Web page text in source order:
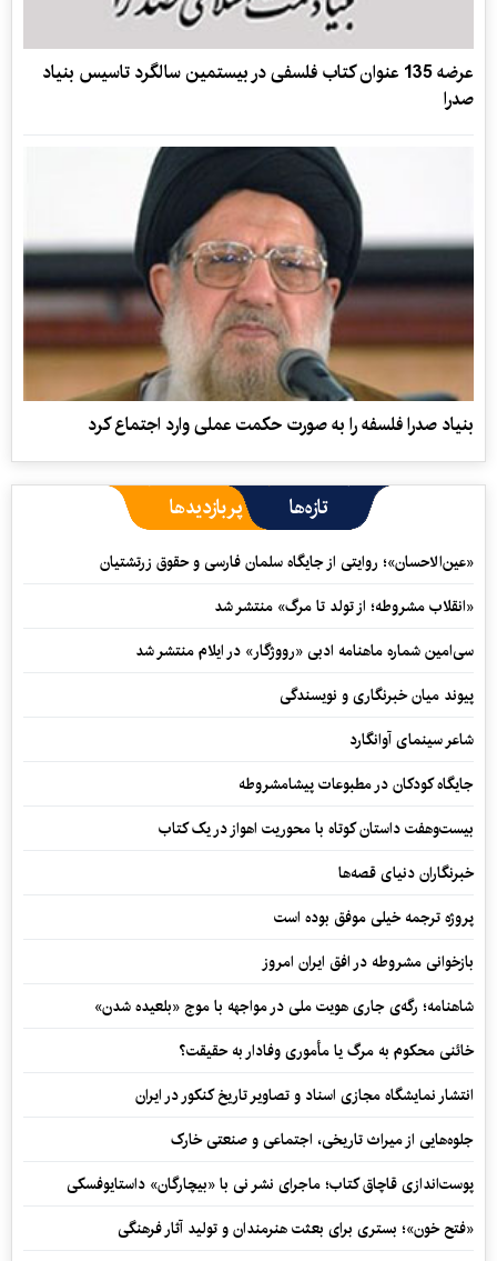
عرضه 135 عنوان کتاب فلسفی در بیستمین سالگرد تاسیس بنیاد
صدرا
بنیاد صدرا فلسفه را به صورت حکمت عملی وارد اجتماع کرد
تازه‌ها پربازدیدها
«عین‌الاحسان»؛ روایتی از جایگاه سلمان فارسی و حقوق زرتشتیان
«انقلاب مشروطه؛ از تولد تا مرگ» منتشر شد
سی‌امین شماره ماهنامه‌ ادبی «رووژگار» در ایلام منتشر شد
پیوند میان خبرنگاری و نویسندگی
شاعر سینمای آوانگارد
جایگاه کودکان در مطبوعات پیشامشروطه
بیست‌وهفت داستان کوتاه با محوریت اهواز در یک کتاب
خبرنگاران دنیای قصه‌ها
پروژه ترجمه خیلی موفق بوده است
بازخوانی مشروطه در افق ایران امروز
شاهنامه؛ رگه‌ی جاری هویت ملی در مواجهه با موج «بلعیده شدن»
خائنی محکوم به مرگ یا مأموری وفادار به حقیقت؟
انتشار نمایشگاه مجازی اسناد و تصاویر تاریخ کنکور در ایران
جلوه‌هایی از میراث تاریخی، اجتماعی و صنعتی خارک
پوست‌اندازی قاچاق کتاب؛ ماجرای نشر نی با «بیچارگان» داستایوفسکی
«فتح خون»؛ بستری برای بعثت هنرمندان و تولید آثار فرهنگی